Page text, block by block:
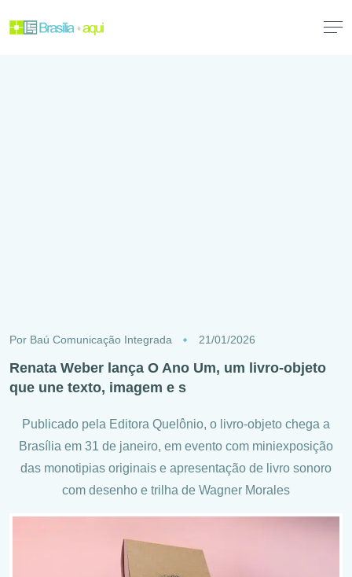
Por Baú Comunicação Integrada 21/01/2026
Renata Weber lança O Ano Um, um livro-objeto
que une texto, imagem e s
Publicado pela Editora Quelônio, o livro-objeto chega a
Brasília em 31 de janeiro, em evento com miniexposição
das monotipias originais e apresentação de livro sonoro
com desenho e trilha de Wagner Morales